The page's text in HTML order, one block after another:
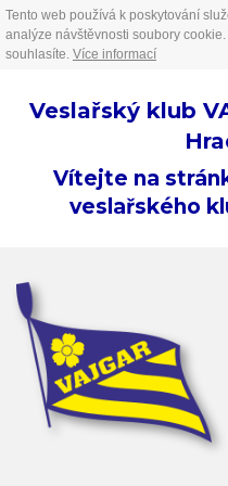
Tento web používá k poskytování
analýze návštěvnosti soubory
souhlasíte. Více informací
Veslařský klub
Vítejte na
veslařského